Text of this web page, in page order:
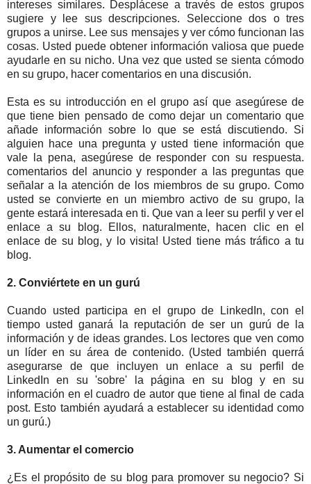
intereses similares. Desplácese a través de estos grupos
sugiere y lee sus descripciones. Seleccione dos o tres
grupos a unirse. Lee sus mensajes y ver cómo funcionan las
cosas. Usted puede obtener información valiosa que puede
ayudarle en su nicho. Una vez que usted se sienta cómodo
en su grupo, hacer comentarios en una discusión.
Esta es su introducción en el grupo así que asegúrese de
que tiene bien pensado de como dejar un comentario que
añade información sobre lo que se está discutiendo. Si
alguien hace una pregunta y usted tiene información que
vale la pena, asegúrese de responder con su respuesta.
comentarios del anuncio y responder a las preguntas que
señalar a la atención de los miembros de su grupo. Como
usted se convierte en un miembro activo de su grupo, la
gente estará interesada en ti. Que van a leer su perfil y ver el
enlace a su blog. Ellos, naturalmente, hacen clic en el
enlace de su blog, y lo visita! Usted tiene más tráfico a tu
blog.
2. Conviértete en un gurú
Cuando usted participa en el grupo de LinkedIn, con el
tiempo usted ganará la reputación de ser un gurú de la
información y de ideas grandes. Los lectores que ven como
un líder en su área de contenido. (Usted también querrá
asegurarse de que incluyen un enlace a su perfil de
LinkedIn en su 'sobre' la página en su blog y en su
información en el cuadro de autor que tiene al final de cada
post. Esto también ayudará a establecer su identidad como
un gurú.)
3. Aumentar el comercio
¿Es el propósito de su blog para promover su negocio? Si